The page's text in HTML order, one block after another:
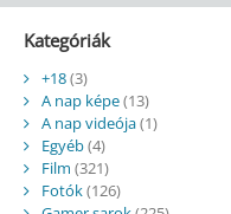
Kategóriák
+18(3)
A nap képe(13)
A nap videója(1)
Egyéb(4)
Film (321)
Fotók(126)